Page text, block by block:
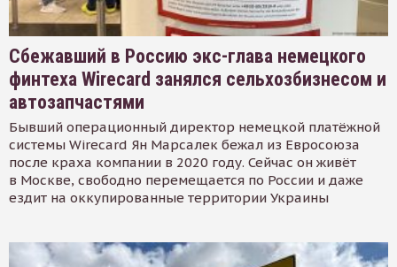
Сбежавший в Россию экс-глава немецкого
финтеха Wirecard занялся сельхозбизнесом и
автозапчастями
Бывший операционный директор немецкой платёжной
системы Wirecard Ян Марсалек бежал из Евросоюза
после краха компании в 2020 году. Сейчас он живёт
в Москве, свободно перемещается по России и даже
ездит на оккупированные территории Украины